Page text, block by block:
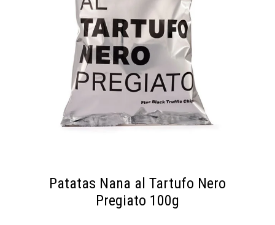
Patatas Nana al Tartufo Nero
Pregiato 100g